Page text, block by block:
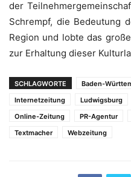
der
Schrempf, die Bedeutung
Region und lobte das
zur Erhaltung dieser
SCHLAGWORTE Baden-
Internetzeitung
Ludwigsburg
Online-Zeitung
PR-Agentur
Textmacher
Webzeitung